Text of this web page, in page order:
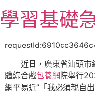
至
主
學習基礎
近日，廣東省汕頭市
體綜合戲包養網 院舉行
網平易近”「我必須親自